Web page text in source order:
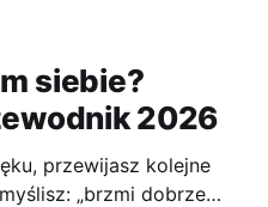
siebie?
2026
przewijasz kolejne
„brzmi dobrze,